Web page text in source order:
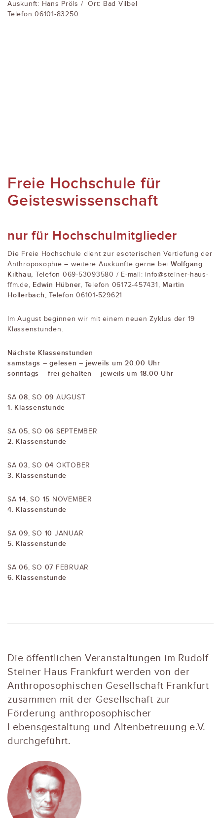
Auskunft: Hans Pröls / Ort: Bad Vilbel
Telefon 06101-83250
Freie Hochschule für
Geisteswissenschaft
nur für Hochschulmitglieder
Die Freie Hochschule dient zur esoterischen Vertiefung der
Anthroposophie – weitere Auskünfte gerne bei Wolfgang
Kilthau,
Telefon 069-53093580 / E-mail: info@steiner-haus-
ffm.de, Edwin Hübner, Telefon 06172-457431, Martin
Hollerbach,
Telefon 06101-529621
Im August beginnen wir mit einem neuen Zyklus der 19
Klassenstunden.
Nächste Klassenstunden
samstags – gelesen – jeweils um 20.00 Uhr
sonntags – frei gehalten – jeweils um 18.00 Uhr
SA08 , SO 09 AUGUST
1. Klassenstunde
SA05 , SO 06 SEPTEMBER
2. Klassenstunde
SA03 , SO 04 OKTOBER
3. Klassenstunde
SA14 , SO 15 NOVEMBER
4. Klassenstunde
SA09 , SO 10 JANUAR
5. Klassenstunde
SA06 , SO 07 FEBRUAR
6. Klassenstunde
Die öffentlichen Veranstaltungen im Rudolf
Steiner Haus Frankfurt werden von der
Anthroposophischen Gesellschaft Frankfurt
zusammen mit der Gesellschaft zur
Förderung anthroposophischer
Lebensgestaltung und Altenbetreuung e.V.
durchgeführt.